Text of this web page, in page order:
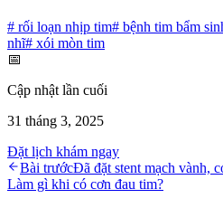
# rối loạn nhịp tim# bệnh tim bẩm
nhĩ# xói mòn tim
📅
Cập nhật lần cuối
31 tháng 3, 2025
Đặt lịch khám ngay
Bài trướcĐã đặt stent mạch vành,
Làm gì khi có cơn đau tim?